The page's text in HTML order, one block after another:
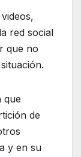
red social
que no
que
de
y en su